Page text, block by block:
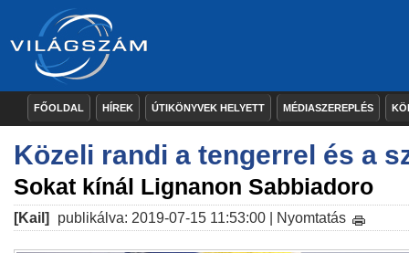
FŐOLDAL HÍREK ÚTIKÖNYVEK HELYETT MÉDIASZEREPLÉS
Közeli randi a tengerrel és a
Sokat kínál Lignanon Sabbiadoro
[Kail] publikálva: 2019-07-15 11:53:00 | Nyomtatás